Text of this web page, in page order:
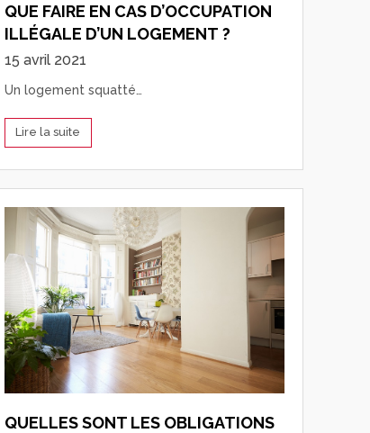
QUE FAIRE EN CAS D’OCCUPATION
ILLÉGALE D’UN LOGEMENT ?
15 avril 2021
Un logement squatté…
Lire la suite
QUELLES SONT LES OBLIGATIONS